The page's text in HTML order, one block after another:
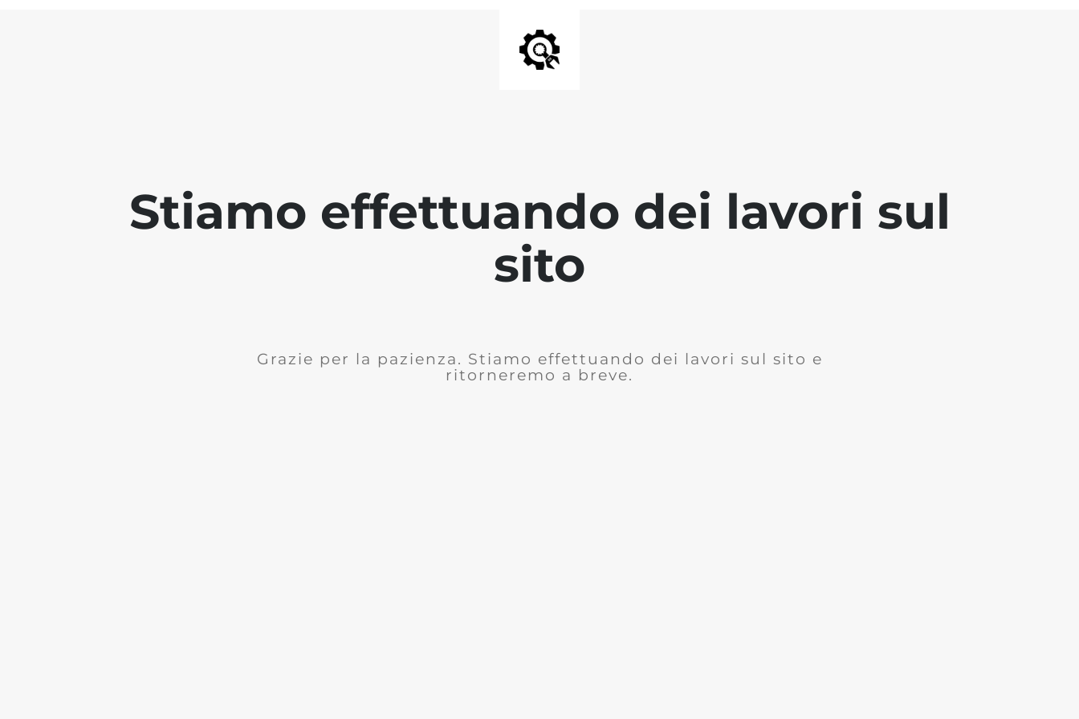
Stiamo effettuando dei lavori sul
sito
Grazie per la pazienza. Stiamo effettuando dei lavori sul sito e
ritorneremo a breve.